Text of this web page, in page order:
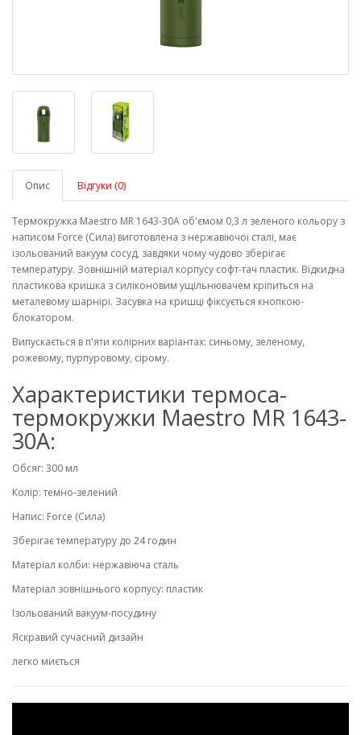
Опис Відгуки (0)
Термокружка Maestro MR 1643-30A об'ємом 0,3 л зеленого кольору з
написом Force (Сила) виготовлена ​​з нержавіючої сталі, має
ізольований вакуум сосуд, завдяки чому чудово зберігає
температуру. Зовнішній матеріал корпусу софт-тач пластик. Відкидна
пластикова кришка з силіконовим ущільнювачем кріпиться на
металевому шарнірі. Засувка на кришці фіксується кнопкою-
блокатором.
Випускається в п'яти колірних варіантах: синьому, зеленому,
рожевому, пурпуровому, сірому.
Характеристики термоса-
термокружки Maestro MR 1643-
30A:
Обсяг: 300 мл
Колір: темно-зелений
Напис: Force (Сила)
Зберігає температуру до 24 годин
Матеріал колби: нержавіюча сталь
Матеріал зовнішнього корпусу: пластик
Ізольований вакуум-посудину
Яскравий сучасний дизайн
легко миється